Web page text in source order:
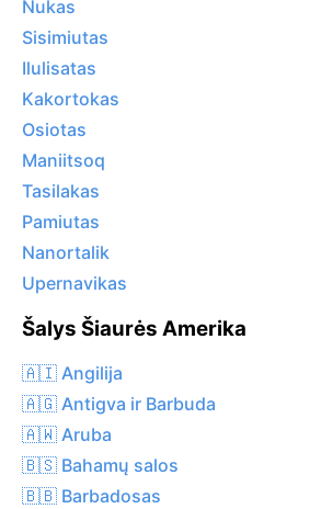
Nukas
Sisimiutas
Ilulisatas
Kakortokas
Osiotas
Maniitsoq
Tasilakas
Pamiutas
Nanortalik
Upernavikas
Šalys Šiaurės Amerika
🇦🇮 Angilija
🇦🇬 Antigva ir Barbuda
🇦🇼 Aruba
🇧🇸 Bahamų salos
🇧🇧 Barbadosas